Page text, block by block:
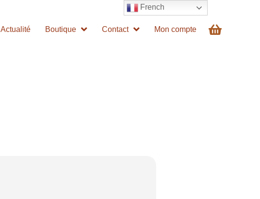
Actualité Boutique Contact Mon compte
French